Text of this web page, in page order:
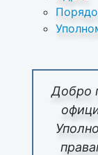
Добро